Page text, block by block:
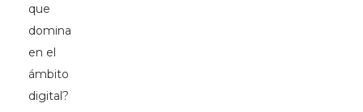
que
domina
en el
ámbito
digital?